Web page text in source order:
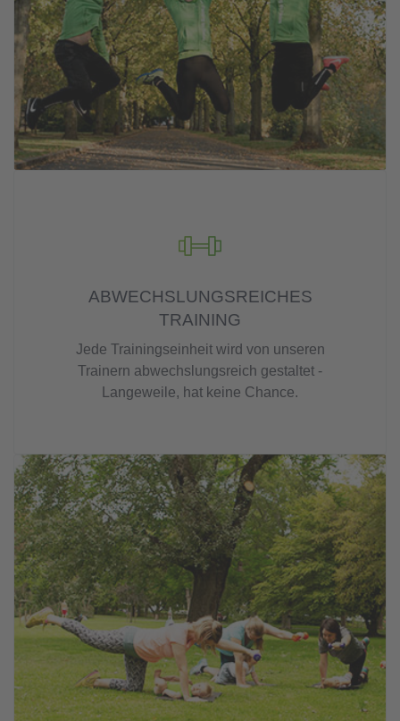
ABWECHSLUNGSREICHES
TRAINING
Jede Trainingseinheit wird von unseren
Trainern abwechslungsreich gestaltet -
Langeweile, hat keine Chance.